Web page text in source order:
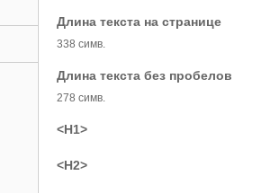
Длина текста на странице
338 симв.
Длина текста без пробелов
278 симв.
<H1>
<H2>